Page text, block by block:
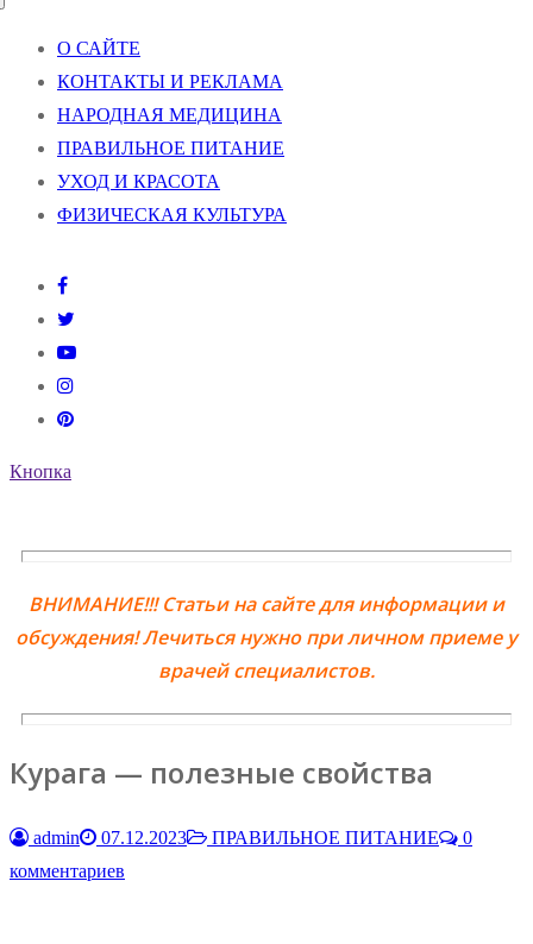
О САЙТЕ
КОНТАКТЫ И РЕКЛАМА
НАРОДНАЯ МЕДИЦИНА
ПРАВИЛЬНОЕ ПИТАНИЕ
УХОД И КРАСОТА
ФИЗИЧЕСКАЯ КУЛЬТУРА
Кнопка
ВНИМАНИЕ!!! Статьи на сайте для информации и
обсуждения! Лечиться нужно при личном приеме у
врачей специалистов.
Курага — полезные свойства
admin 07.12.2023 ПРАВИЛЬНОЕ ПИТАНИЕ
0
комментариев